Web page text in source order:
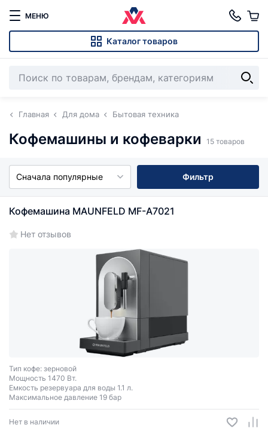
МЕНЮ
Каталог товаров
Главная Для дома Бытовая техника
Кофемашины и кофеварки 15 товаров
Сначала популярные Фильтр
Кофемашина MAUNFELD MF-A7021
Нет отзывов
Тип кофе: зерновой
Мощность 1470 Вт.
Емкость резервуара для воды 1.1 л.
Максимальное давление 19 бар
Нет в наличии